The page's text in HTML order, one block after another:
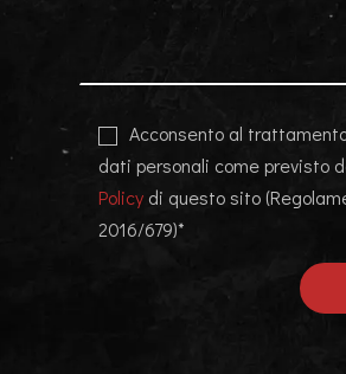
Acconsento al
dati personali come previsto
Policy di questo sito
2016/679)*